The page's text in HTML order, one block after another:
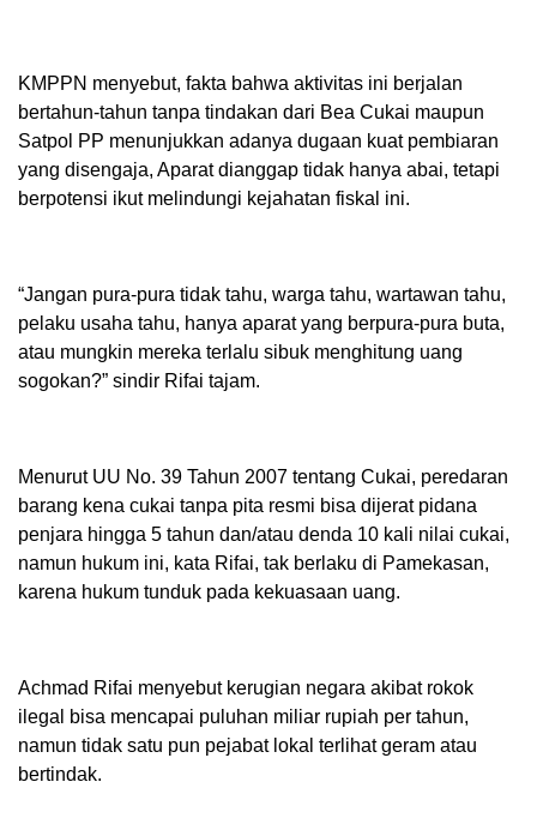
‎KMPPN menyebut, fakta bahwa aktivitas ini berjalan
bertahun-tahun tanpa tindakan dari Bea Cukai maupun
Satpol PP menunjukkan adanya dugaan kuat pembiaran
yang disengaja, Aparat dianggap tidak hanya abai, tetapi
berpotensi ikut melindungi kejahatan fiskal ini.
‎“Jangan pura-pura tidak tahu, warga tahu, wartawan tahu,
pelaku usaha tahu, hanya aparat yang berpura-pura buta,
atau mungkin mereka terlalu sibuk menghitung uang
sogokan?” sindir Rifai tajam.
‎Menurut UU No. 39 Tahun 2007 tentang Cukai, peredaran
barang kena cukai tanpa pita resmi bisa dijerat pidana
penjara hingga 5 tahun dan/atau denda 10 kali nilai cukai,
namun hukum ini, kata Rifai, tak berlaku di Pamekasan,
karena hukum tunduk pada kekuasaan uang.
‎Achmad Rifai menyebut kerugian negara akibat rokok
ilegal bisa mencapai puluhan miliar rupiah per tahun,
namun tidak satu pun pejabat lokal terlihat geram atau
bertindak.